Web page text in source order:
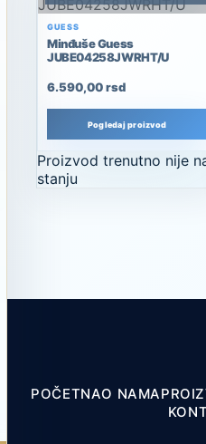
TRENUTNO NIJE DOSTUPNO
GUESS
Minđuše Guess
JUBE04258JWRHT/U
6.590,00rsd
Pogledaj proizvod
Proizvod trenutno nije
stanju
POČETNAO NAMA